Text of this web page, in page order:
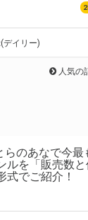
デイリー)
人気の
らのあなで今最
ルを「販売数と
式でご紹介！